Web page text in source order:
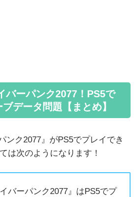
バーパンク2077！PS5で
データ問題【まとめ】
ンク2077』がPS5でプレイでき
は次のようになります！
バーパンク2077』はPS5でプ